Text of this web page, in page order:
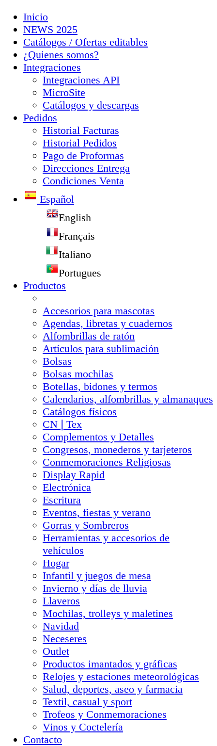
Inicio
NEWS 2025
Catálogos / Ofertas editables
¿Quienes somos?
Integraciones
Integraciones API
MicroSite
Catálogos y descargas
Pedidos
Historial Facturas
Historial Pedidos
Pago de Proformas
Direcciones Entrega
Condiciones Venta
Español
English
Français
Italiano
Portugues
Productos
Accesorios para mascotas
Agendas, libretas y cuadernos
Alfombrillas de ratón
Artículos para sublimación
Bolsas
Bolsas mochilas
Botellas, bidones y termos
Calendarios, alfombrillas y almanaques
Catálogos físicos
CN❘Tex
Complementos y Detalles
Congresos, monederos y tarjeteros
Conmemoraciones Religiosas
Display Rapid
Electrónica
Escritura
Eventos, fiestas y verano
Gorras y Sombreros
Herramientas y accesorios de
vehículos
Hogar
Infantil y juegos de mesa
Invierno y días de lluvia
Llaveros
Mochilas, trolleys y maletines
Navidad
Neceseres
Outlet
Productos imantados y gráficas
Relojes y estaciones meteorológicas
Salud, deportes, aseo y farmacia
Textil, casual y sport
Trofeos y Conmemoraciones
Vinos y Coctelería
Contacto